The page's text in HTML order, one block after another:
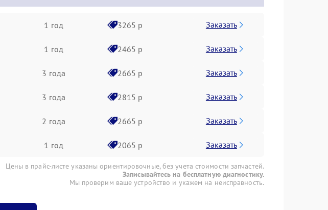
1 год 3265 р Заказать
1 год 2465 р Заказать
3 года 2665 р Заказать
3 года 2815 р Заказать
2 года 2665 р Заказать
1 год 2065 р Заказать
Цены в прайс-листе указаны ориентировочные, без учета стоимости запчастей.
Записывайтесь на бесплатную диагностику.
Мы проверим ваше устройство и укажем на неисправность.